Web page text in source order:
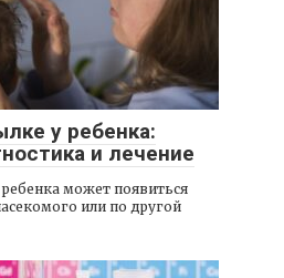
у ребенка:
и лечение
может появиться
или по другой